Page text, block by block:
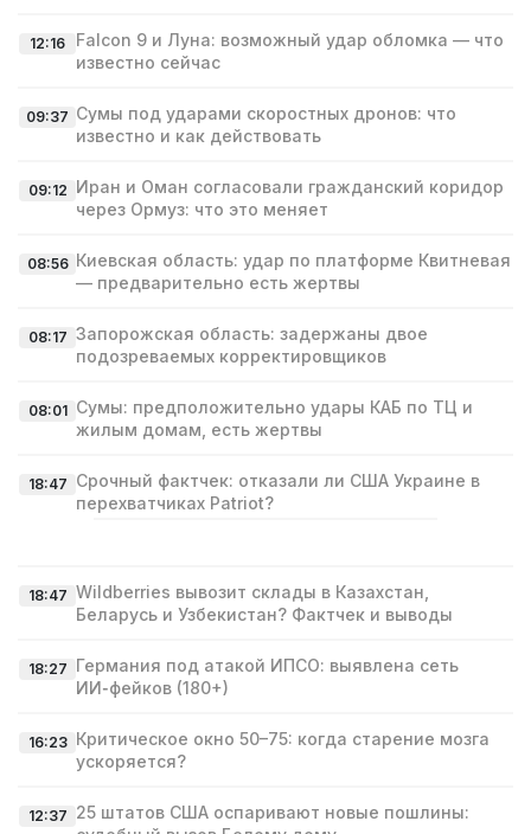
12:16
Falcon 9 и Луна: возможный удар обломка — что
известно сейчас
09:37 Сумы под ударами скоростных дронов: что
известно и как действовать
09:12 Иран и Оман согласовали гражданский коридор
через Ормуз: что это меняет
08:56 Киевская область: удар по платформе Квитневая
— предварительно есть жертвы
08:17 Запорожская область: задержаны двое
подозреваемых корректировщиков
08:01 Сумы: предположительно удары КАБ по ТЦ и
жилым домам, есть жертвы
18:47 Срочный фактчек: отказали ли США Украине в
перехватчиках Patriot?
18:47 Wildberries вывозит склады в Казахстан,
Беларусь и Узбекистан? Фактчек и выводы
18:27 Германия под атакой ИПСО: выявлена сеть
ИИ‑фейков (180+)
16:23 Критическое окно 50–75: когда старение мозга
ускоряется?
12:37 25 штатов США оспаривают новые пошлины: